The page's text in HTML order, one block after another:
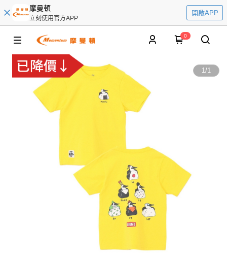
摩曼頓
立刻使用官方APP
開啟APP
0
1/1